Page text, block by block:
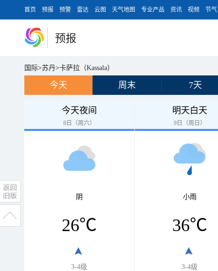
首页 预报 预警 雷达 云图 天气地图 专业产品 资讯 视频 节气
预报
国际>苏丹>卡萨拉（Kassala）
今天 周末 7天
今天夜间
8日（周六）
阴
26℃
3-4级
明天白天
9日（周日）
小雨
36℃
3-4级